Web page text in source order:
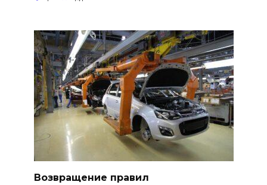
Возвращение правил